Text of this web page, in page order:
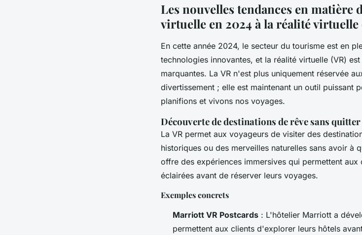
Les nouvelles tendances en
voyage en réalité virtuelle en 2024
Les nouvelles tendances en matière
virtuelle en 2024 à la réalité
En cette année 2024, le secteur du tourisme est en
technologies innovantes, et la réalité virtuelle (VR)
marquantes. La VR n'est plus uniquement réservée
divertissement ; elle est maintenant un outil puissant
planifions et vivons nos voyages.
Découverte de destinations de rêve sans quitter
La VR permet aux voyageurs de visiter des
historiques ou des merveilles naturelles sans avoir à
offre des expériences immersives qui permettent
éclairées avant de réserver leurs voyages.
Exemples concrets
Marriott VR Postcards : L'hôtelier Marriott a
permettent aux clients d'explorer leurs hôtels